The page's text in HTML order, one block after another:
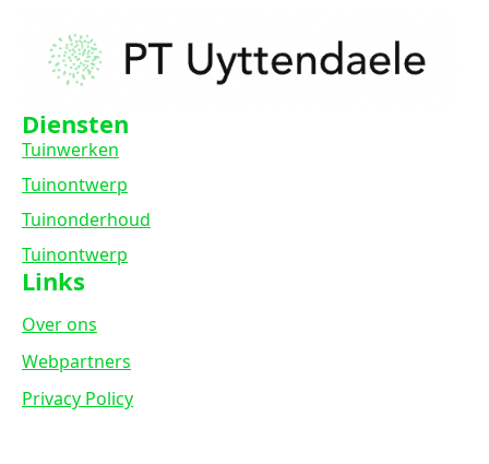
Diensten
Tuinwerken
Tuinontwerp
Tuinonderhoud
Tuinontwerp
Links
Over ons
Webpartners
Privacy Policy